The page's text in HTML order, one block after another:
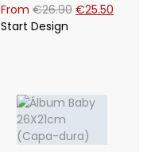
From €26.90 O
€25.50
Start Design